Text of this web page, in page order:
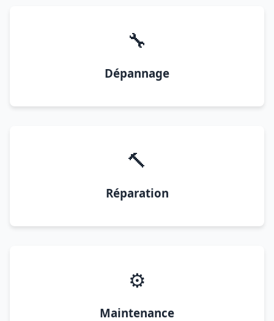
🔧
Dépannage
🔨
Réparation
⚙️
Maintenance